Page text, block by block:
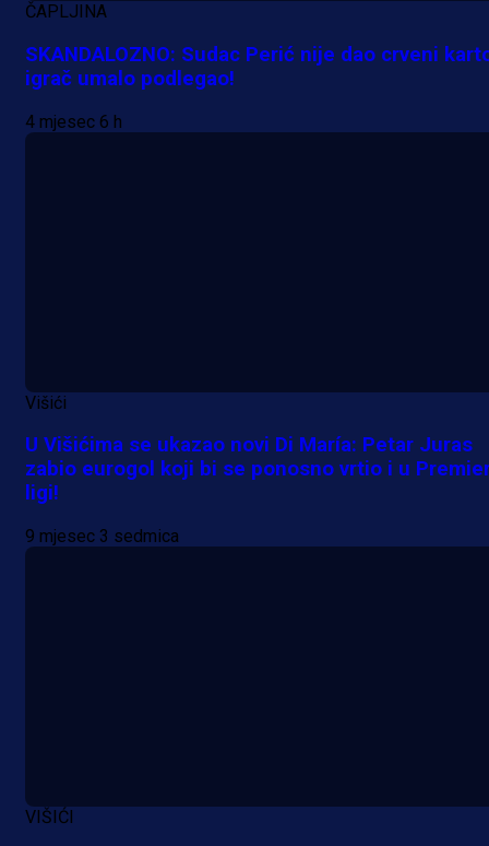
Lukić seli u Bundesligu? Dva
reprezentativca!
ČAPLJINA
SKANDALOZNO: Sudac Perić nije dao crveni
igrač umalo podlegao!
4 mjesec 6 h
Višići
U Višićima se ukazao novi Di María: Petar Juras
zabio eurogol koji bi se ponosno vrtio i u
ligi!
9 mjesec 3 sedmica
VIŠIĆI